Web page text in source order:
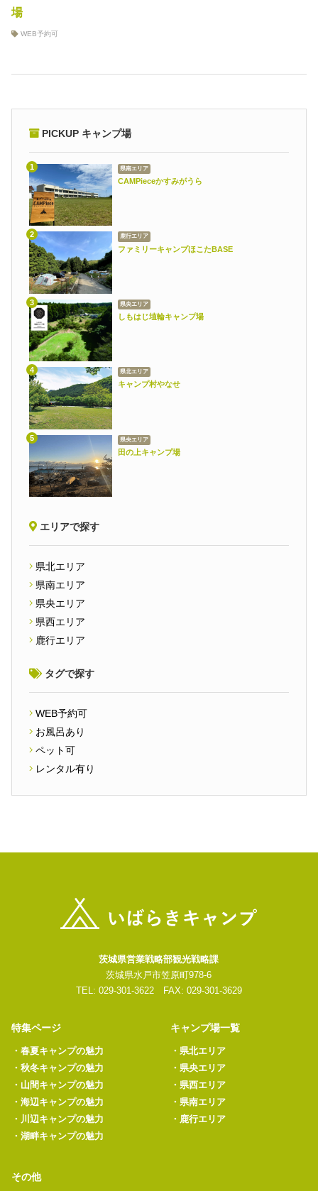
場
WEB予約可
PICKUP キャンプ場
県南エリア
CAMPieceかすみがうら
鹿行エリア
ファミリーキャンプほこたBASE
県央エリア
しもはじ埴輪キャンプ場
県北エリア
キャンプ村やなせ
県央エリア
田の上キャンプ場
エリアで探す
県北エリア
県南エリア
県央エリア
県西エリア
鹿行エリア
タグで探す
WEB予約可
お風呂あり
ペット可
レンタル有り
茨城県営業戦略部観光戦略課
茨城県水戸市笠原町978-6
TEL: 029-301-3622 FAX: 029-301-3629
特集ページ
・ 春夏キャンプの魅力
・ 秋冬キャンプの魅力
・ 山間キャンプの魅力
・ 海辺キャンプの魅力
・ 川辺キャンプの魅力
・ 湖畔キャンプの魅力
キャンプ場一覧
・ 県北エリア
・ 県央エリア
・ 県西エリア
・ 県南エリア
・ 鹿行エリア
その他